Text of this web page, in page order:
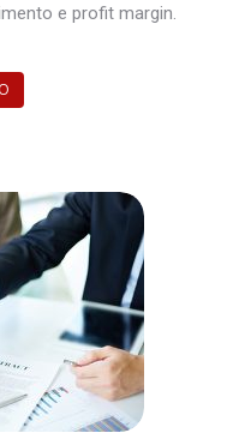
e profit margin.